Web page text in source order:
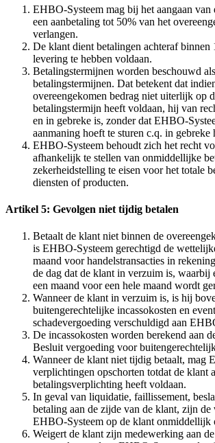
EHBO-Systeem mag bij het aangaan van
een aanbetaling tot 50% van het
verlangen.
De klant dient betalingen achteraf binnen
levering te hebben voldaan.
Betalingstermijnen worden beschouwd
betalingstermijnen. Dat betekent dat
overeengekomen bedrag niet uiterlijk op
betalingstermijn heeft voldaan, hij van
en in gebreke is, zonder dat EHBO-
aanmaning hoeft te sturen c.q. in gebreke
EHBO-Systeem behoudt zich het recht
afhankelijk te stellen van onmiddellijke
zekerheidstelling te eisen voor het totale
diensten of producten.
Artikel 5: Gevolgen niet tijdig betalen
Betaalt de klant niet binnen de
is EHBO-Systeem gerechtigd de
maand voor handelstransacties in
de dag dat de klant in verzuim is, waarbij
een maand voor een hele maand wordt
Wanneer de klant in verzuim is, is hij
buitengerechtelijke incassokosten en
schadevergoeding verschuldigd aan
De incassokosten worden berekend aan
Besluit vergoeding voor
Wanneer de klant niet tijdig betaalt, mag
verplichtingen opschorten totdat de klant
betalingsverplichting heeft voldaan.
In geval van liquidatie, faillissement,
betaling aan de zijde van de klant, zijn de
EHBO-Systeem op de klant onmiddellijk
Weigert de klant zijn medewerking aan